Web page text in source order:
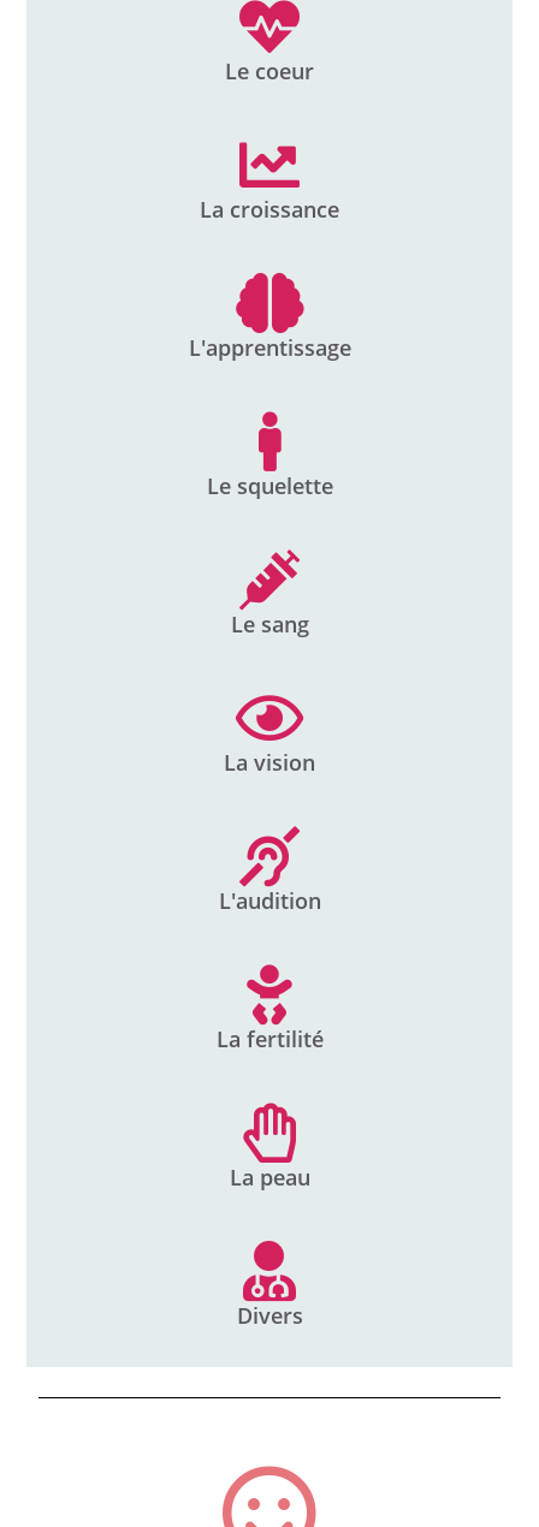
Le coeur
La croissance
L'apprentissage
Le squelette
Le sang
La vision
L'audition
La fertilité
La peau
Divers